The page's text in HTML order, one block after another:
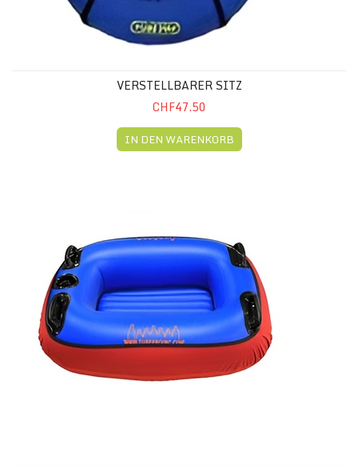
VERSTELLBARER SITZ
CHF47.50
IN DEN WARENKORB